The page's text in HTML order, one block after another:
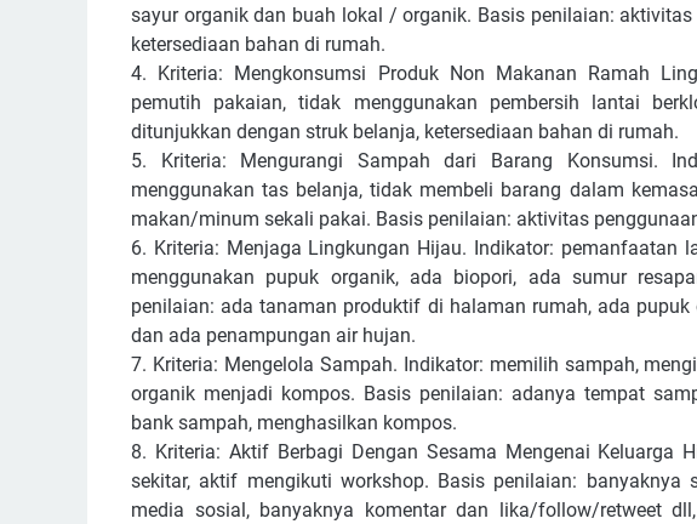
sayur organik dan buah lokal / organik. Basis penilaian:
ketersediaan bahan di rumah.
4. Kriteria: Mengkonsumsi Produk Non Makanan Ramah
pemutih pakaian, tidak menggunakan pembersih lantai
ditunjukkan dengan struk belanja, ketersediaan bahan di rumah.
5. Kriteria: Mengurangi Sampah dari Barang Konsumsi.
menggunakan tas belanja, tidak membeli barang dalam
makan/minum sekali pakai. Basis penilaian: aktivitas
6. Kriteria: Menjaga Lingkungan Hijau. Indikator: pemanfaatan
menggunakan pupuk organik, ada biopori, ada sumur
penilaian: ada tanaman produktif di halaman rumah, ada
dan ada penampungan air hujan.
7. Kriteria: Mengelola Sampah. Indikator: memilih sampah,
organik menjadi kompos. Basis penilaian: adanya tempat
bank sampah, menghasilkan kompos.
8. Kriteria: Aktif Berbagi Dengan Sesama Mengenai Keluarga
sekitar, aktif mengikuti workshop. Basis penilaian:
media sosial, banyaknya komentar dan lika/follow/retweet